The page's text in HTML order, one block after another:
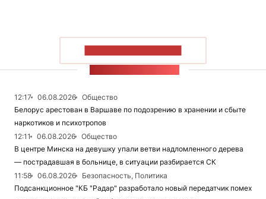
12:17 06.08.2026
Общество
Белорус арестован в Варшаве по подозрению в хранении и сбыте
наркотиков и психотропов
12:11
06.08.2026
Общество
В центре Минска на девушку упали ветви надломленного дерева
— пострадавшая в больнице, в ситуации разбирается СК
11:58
06.08.2026
Безопасность, Политика
Подсанкционное "КБ "Радар" разработало новый передатчик помех